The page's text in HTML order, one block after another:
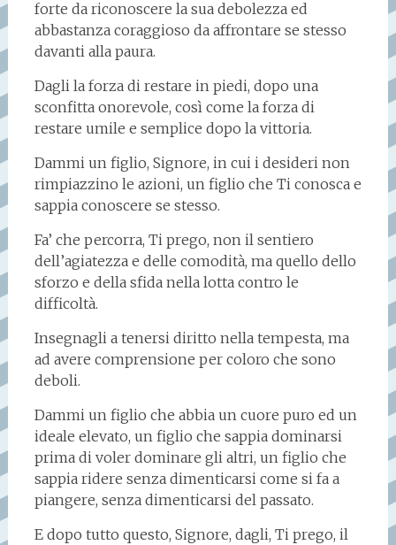
forte da riconoscere la sua debolezza ed
abbastanza coraggioso da affrontare se stesso
davanti alla paura.
Dagli la forza di restare in piedi, dopo una
sconfitta onorevole, così come la forza di
restare umile e semplice dopo la vittoria.
Dammi un figlio, Signore, in cui i desideri non
rimpiazzino le azioni, un figlio che Ti conosca e
sappia conoscere se stesso.
Fa’ che percorra, Ti prego, non il sentiero
dell’agiatezza e delle comodità, ma quello dello
sforzo e della sfida nella lotta contro le
difficoltà.
Insegnagli a tenersi diritto nella tempesta, ma
ad avere comprensione per coloro che sono
deboli.
Dammi un figlio che abbia un cuore puro ed un
ideale elevato, un figlio che sappia dominarsi
prima di voler dominare gli altri, un figlio che
sappia ridere senza dimenticarsi come si fa a
piangere, senza dimenticarsi del passato.
E dopo tutto questo, Signore, dagli, Ti prego, il